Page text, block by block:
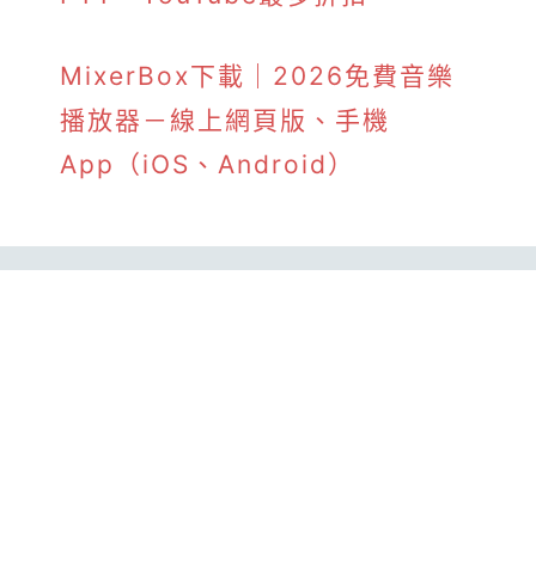
MixerBox下載｜2026免費音樂
播放器－線上網頁版、手機
App（iOS、Android）